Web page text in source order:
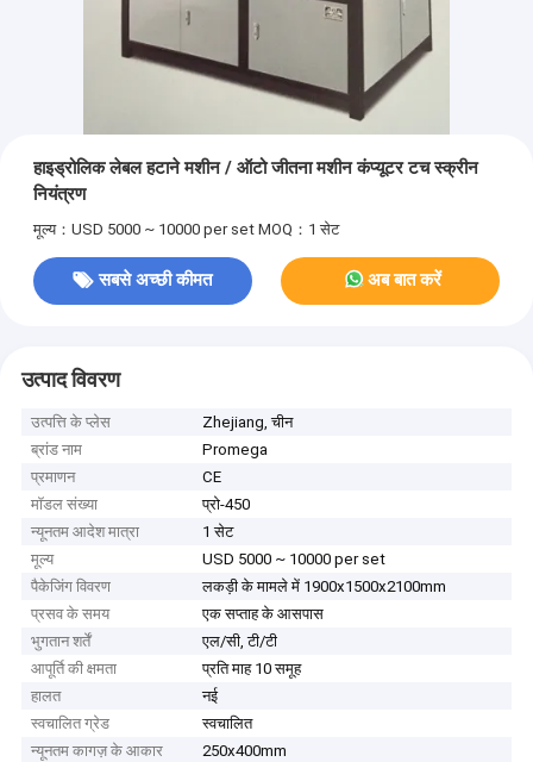
हाइड्रोलिक लेबल हटाने मशीन / ऑटो जीतना मशीन कंप्यूटर टच स्क्रीन
नियंत्रण
मूल्य：USD 5000 ~ 10000 per set MOQ：1 सेट
सबसे अच्छी कीमत अब बात करें
उत्पाद विवरण
उत्पत्ति के प्लेस
Zhejiang, चीन
ब्रांड नाम
Promega
प्रमाणन
CE
मॉडल संख्या
प्रो-450
न्यूनतम आदेश मात्रा
1 सेट
मूल्य
USD 5000 ~ 10000 per set
पैकेजिंग विवरण
लकड़ी के मामले में 1900x1500x2100mm
प्रसव के समय
एक सप्ताह के आसपास
भुगतान शर्तें
एल/सी, टी/टी
आपूर्ति की क्षमता
प्रति माह 10 समूह
हालत
नई
स्वचालित ग्रेड
स्वचालित
न्यूनतम कागज़ के आकार
250x400mm